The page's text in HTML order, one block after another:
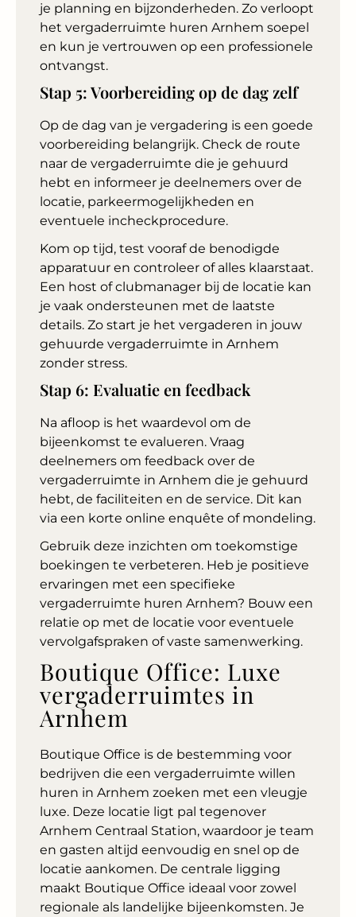
je planning en bijzonderheden. Zo verloopt
het vergaderruimte huren Arnhem soepel
en kun je vertrouwen op een professionele
ontvangst.
Stap 5: Voorbereiding op de dag zelf
Op de dag van je vergadering is een goede
voorbereiding belangrijk. Check de route
naar de vergaderruimte die je gehuurd
hebt en informeer je deelnemers over de
locatie, parkeermogelijkheden en
eventuele incheckprocedure.
Kom op tijd, test vooraf de benodigde
apparatuur en controleer of alles klaarstaat.
Een host of clubmanager bij de locatie kan
je vaak ondersteunen met de laatste
details. Zo start je het vergaderen in jouw
gehuurde vergaderruimte in Arnhem
zonder stress.
Stap 6: Evaluatie en feedback
Na afloop is het waardevol om de
bijeenkomst te evalueren. Vraag
deelnemers om feedback over de
vergaderruimte in Arnhem die je gehuurd
hebt, de faciliteiten en de service. Dit kan
via een korte online enquête of mondeling.
Gebruik deze inzichten om toekomstige
boekingen te verbeteren. Heb je positieve
ervaringen met een specifieke
vergaderruimte huren Arnhem? Bouw een
relatie op met de locatie voor eventuele
vervolgafspraken of vaste samenwerking.
Boutique Office: Luxe
vergaderruimtes in
Arnhem
Boutique Office is de bestemming voor
bedrijven die een vergaderruimte willen
huren in Arnhem zoeken met een vleugje
luxe. Deze locatie ligt pal tegenover
Arnhem Centraal Station, waardoor je team
en gasten altijd eenvoudig en snel op de
locatie aankomen. De centrale ligging
maakt Boutique Office ideaal voor zowel
regionale als landelijke bijeenkomsten. Je